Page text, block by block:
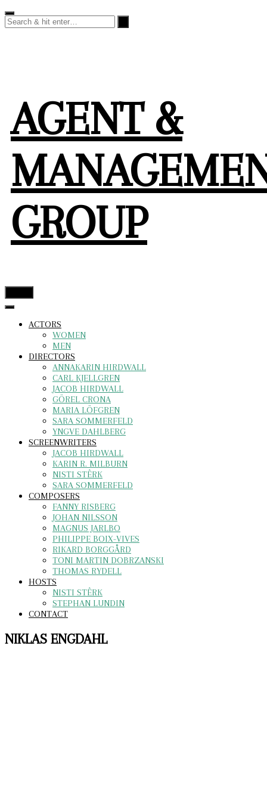
Skip
to
content
AGENT &
GROUP
ACTORS
WOMEN
MEN
DIRECTORS
ANNAKARIN HIRDWALL
CARL KJELLGREN
JACOB HIRDWALL
GÖREL CRONA
MARIA LÖFGREN
SARA SOMMERFELD
YNGVE DAHLBERG
SCREENWRITERS
JACOB HIRDWALL
KARIN R. MILBURN
NISTI STÊRK
SARA SOMMERFELD
COMPOSERS
FANNY RISBERG
JOHAN NILSSON
MAGNUS JARLBO
PHILIPPE BOIX-VIVES
RIKARD BORGGÅRD
TONI MARTIN DOBRZANSKI
THOMAS RYDELL
HOSTS
NISTI STÊRK
STEPHAN LUNDIN
CONTACT
NIKLAS ENGDAHL